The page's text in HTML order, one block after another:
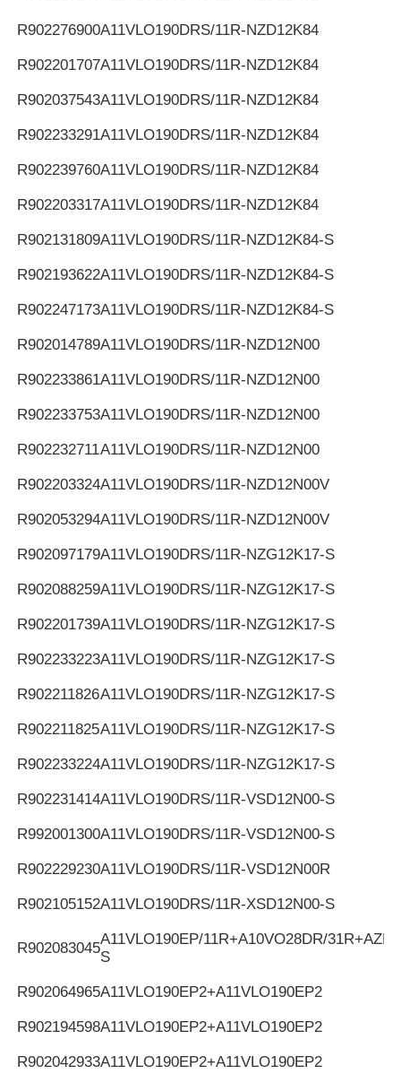
R902276900A11VLO190DRS/11R-NZD12K84
R902201707A11VLO190DRS/11R-NZD12K84
R902037543A11VLO190DRS/11R-NZD12K84
R902233291A11VLO190DRS/11R-NZD12K84
R902239760A11VLO190DRS/11R-NZD12K84
R902203317A11VLO190DRS/11R-NZD12K84
R902131809A11VLO190DRS/11R-NZD12K84-S
R902193622A11VLO190DRS/11R-NZD12K84-S
R902247173A11VLO190DRS/11R-NZD12K84-S
R902014789A11VLO190DRS/11R-NZD12N00
R902233861A11VLO190DRS/11R-NZD12N00
R902233753A11VLO190DRS/11R-NZD12N00
R902232711A11VLO190DRS/11R-NZD12N00
R902203324A11VLO190DRS/11R-NZD12N00V
R902053294A11VLO190DRS/11R-NZD12N00V
R902097179A11VLO190DRS/11R-NZG12K17-S
R902088259A11VLO190DRS/11R-NZG12K17-S
R902201739A11VLO190DRS/11R-NZG12K17-S
R902233223A11VLO190DRS/11R-NZG12K17-S
R902211826A11VLO190DRS/11R-NZG12K17-S
R902211825A11VLO190DRS/11R-NZG12K17-S
R902233224A11VLO190DRS/11R-NZG12K17-S
R902231414A11VLO190DRS/11R-VSD12N00-S
R992001300A11VLO190DRS/11R-VSD12N00-S
R902229230A11VLO190DRS/11R-VSD12N00R
R902105152A11VLO190DRS/11R-XSD12N00-S
R902083045
A11VLO190EP/11R+A10VO28DR/
S
R902064965A11VLO190EP2+A11VLO190EP2
R902194598A11VLO190EP2+A11VLO190EP2
R902042933A11VLO190EP2+A11VLO190EP2